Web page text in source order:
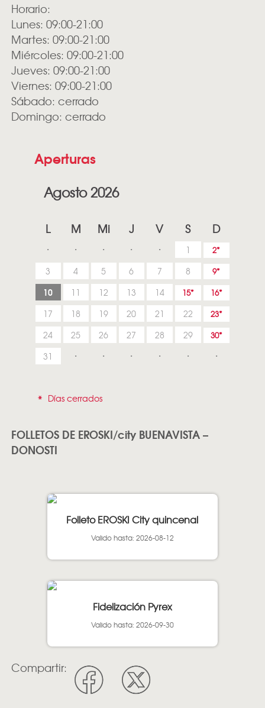
Horario:
Lunes: 09:00-21:00
Martes: 09:00-21:00
Miércoles: 09:00-21:00
Jueves: 09:00-21:00
Viernes: 09:00-21:00
Sábado: cerrado
Domingo: cerrado
Aperturas
Agosto 2026
L M Mi J V S D
1 2
3 4 5 6 7 8 9
10 11 12 13 14 15 16
17 18 19 20 21 22 23
24 25 26 27 28 29 30
31
* Días cerrados
FOLLETOS DE EROSKI/city BUENAVISTA –
DONOSTI
Folleto EROSKI City quincenal
Valido hasta: 2026-08-12
Fidelización Pyrex
Valido hasta: 2026-09-30
Compartir: